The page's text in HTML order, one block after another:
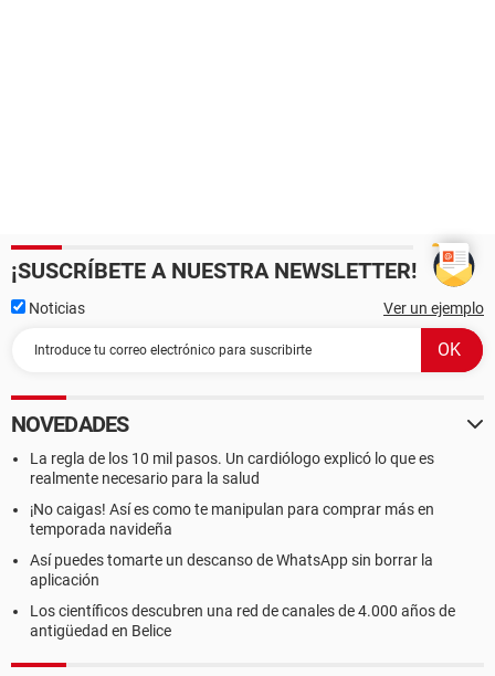
¡SUSCRÍBETE A NUESTRA NEWSLETTER!
Noticias Ver un ejemplo
NOVEDADES
La regla de los 10 mil pasos. Un cardiólogo explicó lo que es
realmente necesario para la salud
¡No caigas! Así es como te manipulan para comprar más en
temporada navideña
Así puedes tomarte un descanso de WhatsApp sin borrar la
aplicación
Los científicos descubren una red de canales de 4.000 años de
antigüedad en Belice